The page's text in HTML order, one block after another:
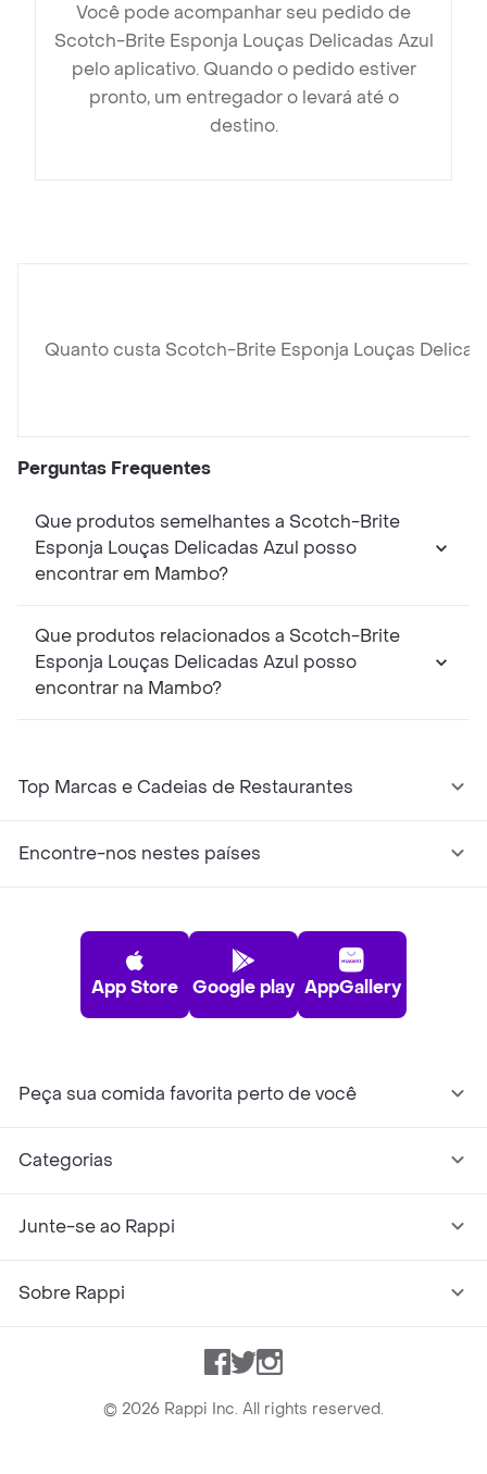
Você pode acompanhar seu pedido de
Scotch-Brite Esponja Louças Delicadas Azul
pelo aplicativo. Quando o pedido estiver
pronto, um entregador o levará até o
destino.
Quanto custa Scotch-Brite Esponja Louças
Perguntas Frequentes
Que produtos semelhantes a Scotch-Brite
Esponja Louças Delicadas Azul posso
encontrar em Mambo?
Que produtos relacionados a Scotch-Brite
Esponja Louças Delicadas Azul posso
encontrar na Mambo?
Top Marcas e Cadeias de Restaurantes
Encontre-nos nestes países
App Store Google play AppGallery
Peça sua comida favorita perto de você
Categorias
Junte-se ao Rappi
Sobre Rappi
Facebook
TwitterInstagram
© 2026 Rappi Inc. All rights reserved.